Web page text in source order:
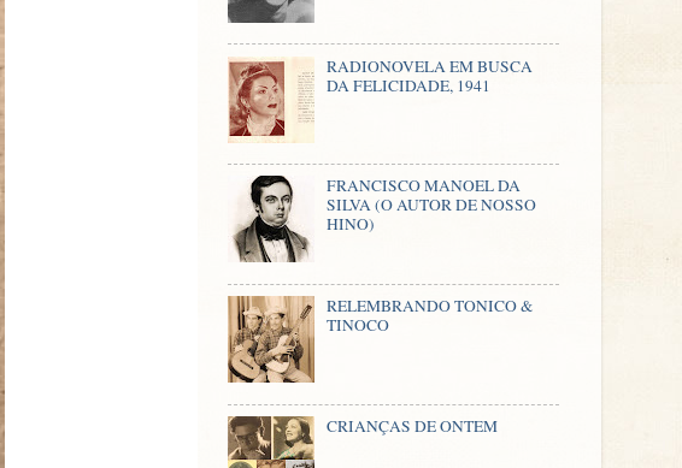
RADIONOVELA EM BUSCA
DA FELICIDADE, 1941
FRANCISCO MANOEL DA
SILVA (O AUTOR DE NOSSO
HINO)
RELEMBRANDO TONICO &
TINOCO
CRIANÇAS DE ONTEM